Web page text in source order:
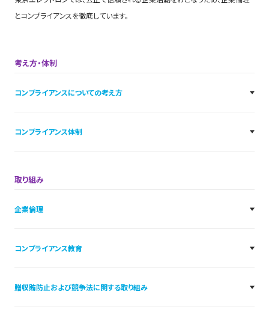
とコンプライアンスを徹底しています。
考え方・体制
コンプライアンスについての考え方
コンプライアンス体制
取り組み
企業倫理
コンプライアンス教育
贈収賄防止および競争法に関する取り組み